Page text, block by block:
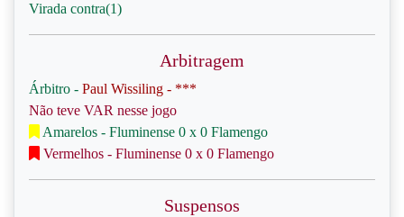
Virada contra(1)
Arbitragem
Árbitro - Paul Wissiling - ***
Não teve VAR nesse jogo
Amarelos - Fluminense 0 x 0 Flamengo
Vermelhos - Fluminense 0 x 0 Flamengo
Suspensos